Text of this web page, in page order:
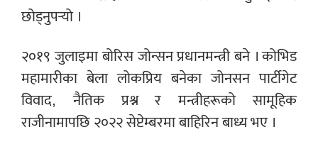
छोड्नुपर्‍यो ।
२०१९ जुलाइमा बोरिस जोन्सन प्रधानमन्त्री बने । कोभिड
महामारीका बेला लोकप्रिय बनेका जोनसन पार्टीगेट
विवाद, नैतिक प्रश्न र मन्त्रीहरूको सामूहिक
राजीनामापछि २०२२ सेप्टेम्बरमा बाहिरिन बाध्य भए ।